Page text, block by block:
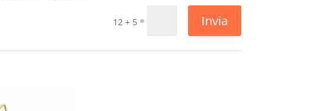
12 + 5= Invia